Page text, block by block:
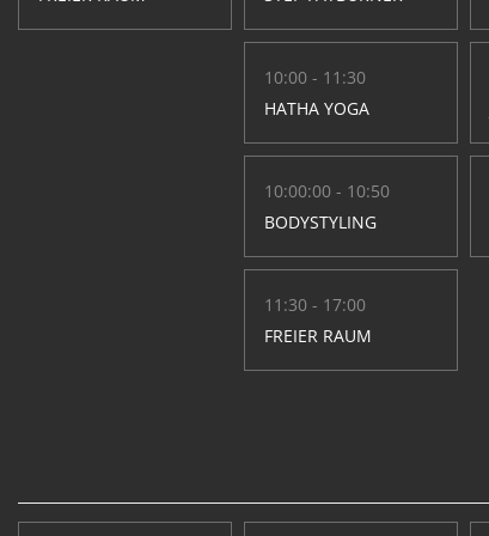
10:00 - 11:30
HATHA YOGA
10:00:00 - 10:50
BODYSTYLING
11:30 - 17:00
FREIER RAUM